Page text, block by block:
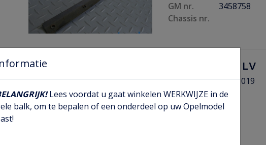
GM nr.
3458758
Chassis nr.
Bumpersteun LV
14 06 019
Model nr.
MA
GM nr.
Lees voordat u gaat winkelen WERKWIJZE in de
balk, om te bepalen of een onderdeel op uw Opelmodel